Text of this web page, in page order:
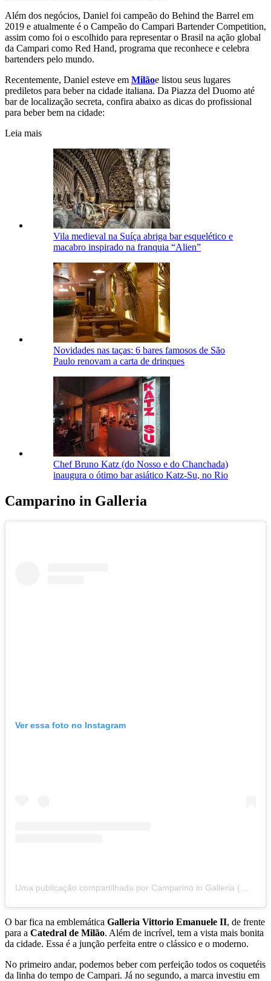
Além dos negócios, Daniel foi campeão do Behind the Barrel em
2019 e atualmente é o Campeão do Campari Bartender Competition,
assim como foi o escolhido para representar o Brasil na ação global
da Campari como Red Hand, programa que reconhece e celebra
bartenders pelo mundo.
Recentemente, Daniel esteve em Milãoe listou seus lugares
prediletos para beber na cidade italiana. Da Piazza del Duomo até
bar de localização secreta, confira abaixo as dicas do profissional
para beber bem na cidade:
Leia mais
Vila medieval na Suíça abriga bar esquelético e
macabro inspirado na franquia “Alien”
Novidades nas taças: 6 bares famosos de São
Paulo renovam a carta de drinques
Chef Bruno Katz (do Nosso e do Chanchada)
inaugura o ótimo bar asiático Katz-Su, no Rio
Camparino in Galleria
Ver essa foto no Instagram
O bar fica na emblemática Galleria Vittorio Emanuele II, de frente
para a Catedral de Milão. Além de incrível, tem a vista mais bonita
da cidade. Essa é a junção perfeita entre o clássico e o moderno.
No primeiro andar, podemos beber com perfeição todos os coquetéis
da linha do tempo de Campari. Já no segundo, a marca investiu em